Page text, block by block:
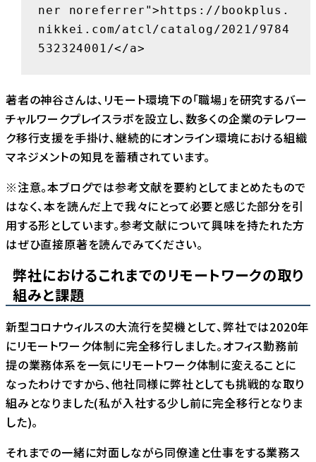
ner noreferrer">https://bookplus.
nikkei.com/atcl/catalog/2021/9784
532324001/</a>
著者の神谷さんは、リモート環境下の「職場」を研究するバー
チャルワークプレイスラボを設立し、数多くの企業のテレワー
ク移行支援を手掛け、継続的にオンライン環境における組織
マネジメントの知見を蓄積されています。
※注意。本ブログでは参考文献を要約としてまとめたもので
はなく、本を読んだ上で我々にとって必要と感じた部分を引
用する形としています。参考文献について興味を持たれた方
はぜひ直接原著を読んでみてください。
弊社におけるこれまでのリモートワークの取り
組みと課題
新型コロナウィルスの大流行を契機として、弊社では2020年
にリモートワーク体制に完全移行しました。オフィス勤務前
提の業務体系を一気にリモートワーク体制に変えることに
なったわけですから、他社同様に弊社としても挑戦的な取り
組みとなりました(私が⼊社する少し前に完全移⾏となりま
した)。
それまでの一緒に対面しながら同僚達と仕事をする業務ス